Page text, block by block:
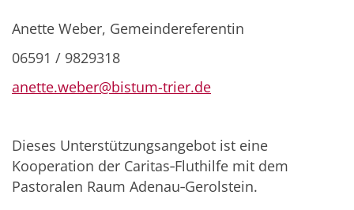
Anette Weber, Gemeindereferentin
06591 / 9829318
anette.weber@bistum-trier.de
Dieses Unterstützungsangebot ist eine
Kooperation der Caritas‑Fluthilfe mit dem
Pastoralen Raum Adenau‑Gerolstein.